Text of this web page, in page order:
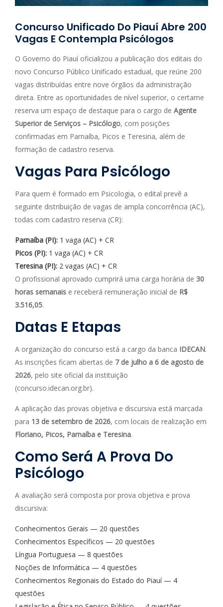
Concurso Unificado Do Piauí Abre 200
Vagas E Contempla Psicólogos
O Governo do Piauí oficializou a publicação dos editais do
novo Concurso Público Unificado estadual, que reúne 200
vagas distribuídas entre nove órgãos da administração
direta. Entre as oportunidades de nível superior, o certame
reserva um espaço de destaque para o cargo de Agente
Superior de Serviços – Psicólogo, com posições
confirmadas em Parnaíba, Picos e Teresina, além de
formação de cadastro reserva.
Vagas Para Psicólogo
Para quem é formado em Psicologia, o edital prevê a
seguinte distribuição de vagas de ampla concorrência (AC),
todas com cadastro reserva (CR):
Parnaíba (PI): 1 vaga (AC) + CR
Picos (PI): 1 vaga (AC) + CR
Teresina (PI): 2 vagas (AC) + CR
O profissional aprovado cumprirá uma carga horária de 30
horas semanais e receberá remuneração inicial de R$
3.516,05.
Datas E Etapas
A organização do concurso está a cargo da banca IDECAN.
As inscrições ficam abertas de 7 de julho a 6 de agosto de
2026, pelo site oficial da instituição
(concurso.idecan.org.br).
A aplicação das provas objetiva e discursiva está marcada
para 13 de setembro de 2026, com locais de realização em
Floriano, Picos, Parnaíba e Teresina.
Como Será A Prova Do
Psicólogo
A avaliação será composta por prova objetiva e prova
discursiva:
Conhecimentos Gerais — 20 questões
Conhecimentos Específicos — 20 questões
Língua Portuguesa — 8 questões
Noções de Informática — 4 questões
Conhecimentos Regionais do Estado do Piauí — 4
questões